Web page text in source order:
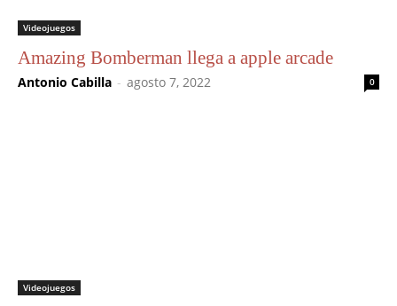
Videojuegos
Amazing Bomberman llega a apple arcade
Antonio Cabilla - agosto 7, 2022 0
Videojuegos